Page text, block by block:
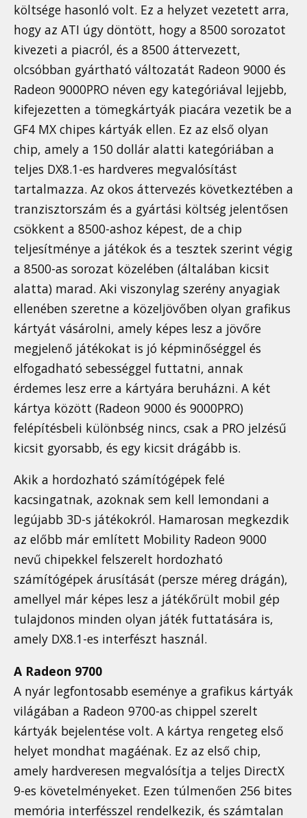
költsége hasonló volt. Ez a helyzet vezetett arra,
hogy az ATI úgy döntött, hogy a 8500 sorozatot
kivezeti a piacról, és a 8500 áttervezett,
olcsóbban gyártható változatát Radeon 9000 és
Radeon 9000PRO néven egy kategóriával lejjebb,
kifejezetten a tömegkártyák piacára vezetik be a
GF4 MX chipes kártyák ellen. Ez az első olyan
chip, amely a 150 dollár alatti kategóriában a
teljes DX8.1-es hardveres megvalósítást
tartalmazza. Az okos áttervezés következtében a
tranzisztorszám és a gyártási költség jelentősen
csökkent a 8500-ashoz képest, de a chip
teljesítménye a játékok és a tesztek szerint végig
a 8500-as sorozat közelében (általában kicsit
alatta) marad. Aki viszonylag szerény anyagiak
ellenében szeretne a közeljövőben olyan grafikus
kártyát vásárolni, amely képes lesz a jövőre
megjelenő játékokat is jó képminőséggel és
elfogadható sebességgel futtatni, annak
érdemes lesz erre a kártyára beruházni. A két
kártya között (Radeon 9000 és 9000PRO)
felépítésbeli különbség nincs, csak a PRO jelzésű
kicsit gyorsabb, és egy kicsit drágább is.
Akik a hordozható számítógépek felé
kacsingatnak, azoknak sem kell lemondani a
legújabb 3D-s játékokról. Hamarosan megkezdik
az előbb már említett Mobility Radeon 9000
nevű chipekkel felszerelt hordozható
számítógépek árusítását (persze méreg drágán),
amellyel már képes lesz a játékőrült mobil gép
tulajdonos minden olyan játék futtatására is,
amely DX8.1-es interfészt használ.
A Radeon 9700
A nyár legfontosabb eseménye a grafikus kártyák
világában a Radeon 9700-as chippel szerelt
kártyák bejelentése volt. A kártya rengeteg első
helyet mondhat magáénak. Ez az első chip,
amely hardveresen megvalósítja a teljes DirectX
9-es követelményeket. Ezen túlmenően 256 bites
memória interfésszel rendelkezik, és számtalan